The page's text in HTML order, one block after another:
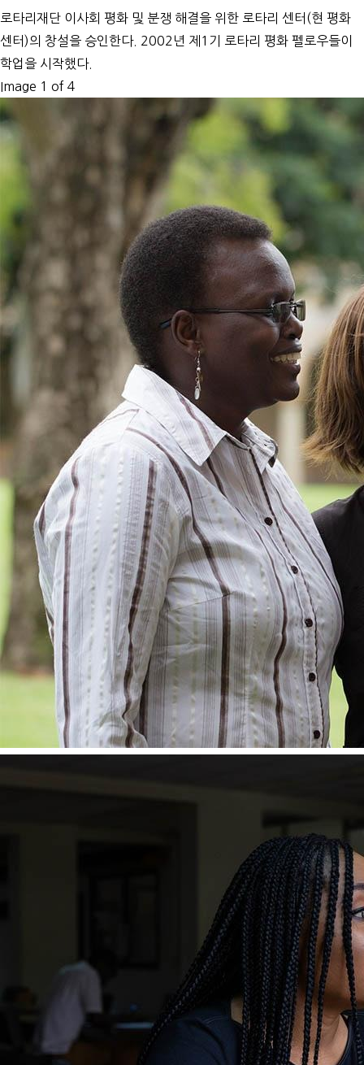
로타리재단 이사회 평화 및 분쟁 해결을 위한 로타리 센터(현 평화
센터)의 창설을 승인한다. 2002년 제1기 로타리 평화 펠로우들이
학업을 시작했다.
Image 1 of 4